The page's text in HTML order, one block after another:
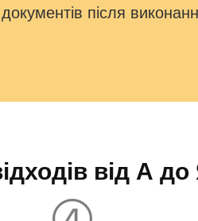
документів після
від А до